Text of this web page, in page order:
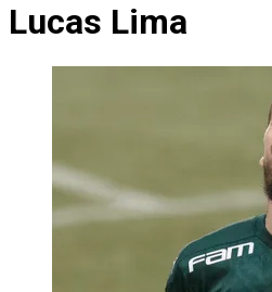
Lucas Lima